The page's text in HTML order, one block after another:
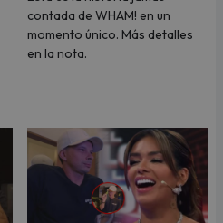
contada de WHAM! en un
momento único. Más detalles
en la nota.